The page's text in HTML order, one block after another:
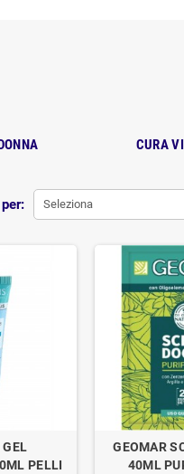
CURA
Seleziona
PELLI
GEOMAR
40ML